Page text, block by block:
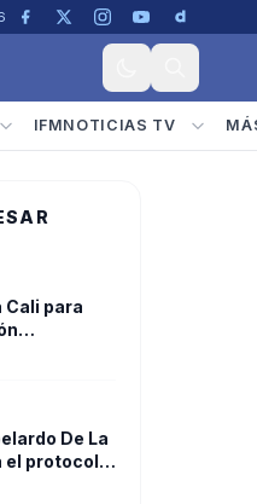
IFMNOTICIAS TV
Cali para
De La
De La
el protocolo